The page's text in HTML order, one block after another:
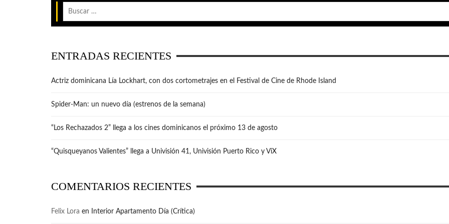
ENTRADAS RECIENTES
Actriz dominicana Lía Lockhart, con dos cortometrajes en el Festival de Cine de Rhode Island
Spider-Man: un nuevo día (estrenos de la semana)
“Los Rechazados 2” llega a los cines dominicanos el próximo 13 de agosto
“Quisqueyanos Valientes” llega a Univisión 41, Univisión Puerto Rico y ViX
COMENTARIOS RECIENTES
Felix Lora en Interior Apartamento Día (Crítica)